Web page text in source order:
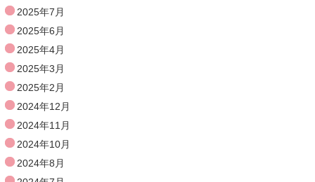
2025年7月
2025年6月
2025年4月
2025年3月
2025年2月
2024年12月
2024年11月
2024年10月
2024年8月